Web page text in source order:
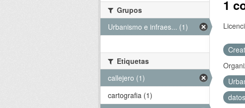
1
Grupos
Urbanismo e infraes... (1)
Etiquetas
callejero (1)
cartografia (1)